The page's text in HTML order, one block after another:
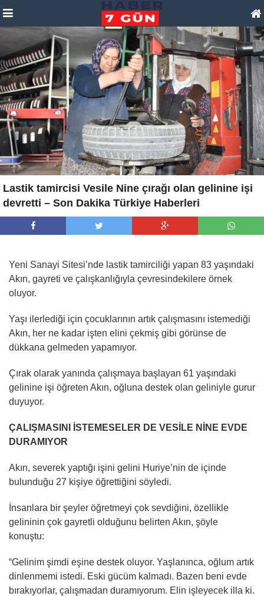
Lastik tamircisi Vesile Nine çırağı olan gelinine işi
devretti – Son Dakika Türkiye Haberleri
Yeni Sanayi Sitesi’nde lastik tamirciliği yapan 83 yaşındaki
Akın, gayreti ve çalışkanlığıyla çevresindekilere örnek
oluyor.
Yaşı ilerlediği için çocuklarının artık çalışmasını istemediği
Akın, her ne kadar işten elini çekmiş gibi görünse de
dükkana gelmeden yapamıyor.
Çırak olarak yanında çalışmaya başlayan 61 yaşındaki
gelinine işi öğreten Akın, oğluna destek olan geliniyle gurur
duyuyor.
ÇALIŞMASINI İSTEMESELER DE VESİLE NİNE EVDE
DURAMIYOR
Akın, severek yaptığı işini gelini Huriye’nin de içinde
bulunduğu 27 kişiye öğrettiğini söyledi.
İnsanlara bir şeyler öğretmeyi çok sevdiğini, özellikle
gelininin çok gayretli olduğunu belirten Akın, şöyle
konuştu:
“Gelinim şimdi eşine destek oluyor. Yaşlanınca, oğlum artık
dinlenmemi istedi. Eski gücüm kalmadı. Bazen beni evde
bırakıyorlar, çalışmadan duramıyorum. Elin işleyecek illa ki.